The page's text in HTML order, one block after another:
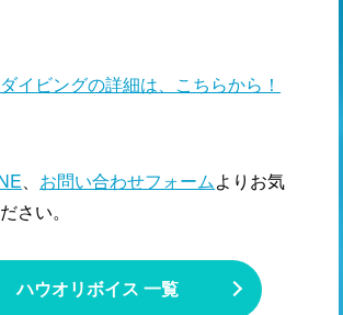
イビングの詳細は、こちらから！
、 お問い合わせフォームよりお気
さい。
ハウオリボイス 一覧